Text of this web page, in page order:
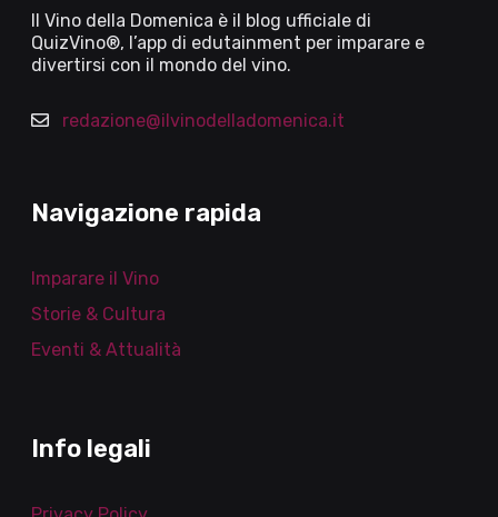
Il Vino della Domenica è il blog ufficiale di
QuizVino®, l’app di edutainment per imparare e
divertirsi con il mondo del vino.
redazione@ilvinodelladomenica.it
Navigazione rapida
Imparare il Vino
Storie & Cultura
Eventi & Attualità
Info legali